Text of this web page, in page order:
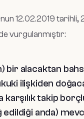
12.02.2019
vurgulanmıştır:
bir alacaktan
ilişkiden
karşılık takip
anda)